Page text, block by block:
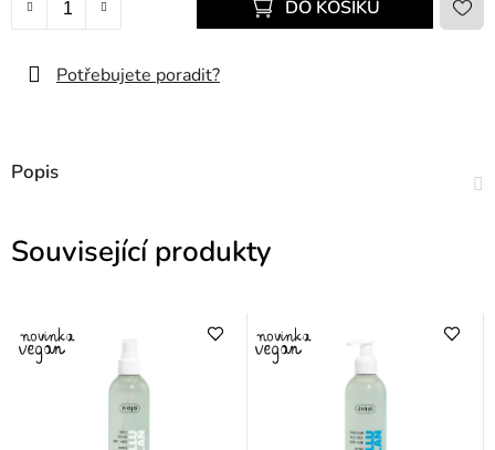
DO KOŠÍKU
Potřebujete poradit?
Popis
Související produkty